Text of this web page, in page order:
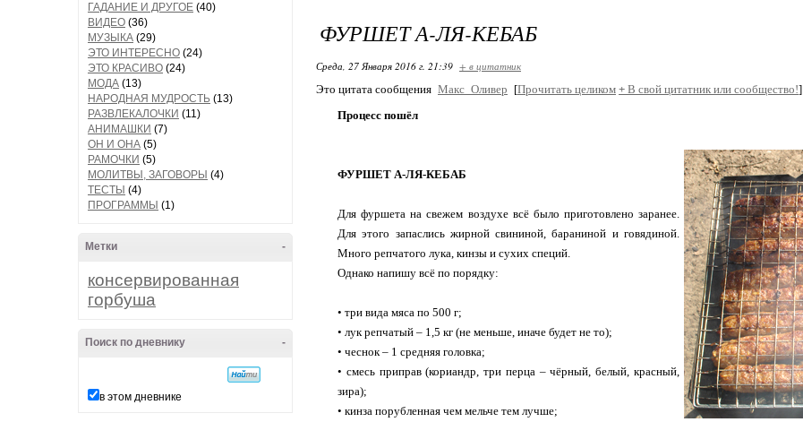
ГАДАНИЕ И ДРУГОЕ (40)
ВИДЕО (36)
МУЗЫКА (29)
ЭТО ИНТЕРЕСНО (24)
ЭТО КРАСИВО (24)
МОДА (13)
НАРОДНАЯ МУДРОСТЬ (13)
РАЗВЛЕКАЛОЧКИ (11)
АНИМАШКИ (7)
ОН И ОНА (5)
РАМОЧКИ (5)
МОЛИТВЫ, ЗАГОВОРЫ (4)
ТЕСТЫ (4)
ПРОГРАММЫ (1)
-
Метки
консервированная
горбуша
-
Поиск по дневнику
в этом дневнике
ФУРШЕТ А-ЛЯ-КЕБАБ
Среда, 27 Января 2016 г. 21:39 + в цитатник
Это цитата сообщения Макс_Оливер [Прочитать целиком + В свой цитатник или сообщество!]
Процесс пошёл
ФУРШЕТ А-ЛЯ-КЕБАБ
Для фуршета на свежем воздухе всё было приготовлено заранее.
Для этого запаслись жирной свининой, бараниной и говядиной.
Много репчатого лука, кинзы и сухих специй.
Однако напишу всё по порядку:
• три вида мяса по 500 г;
• лук репчатый – 1,5 кг (не меньше, иначе будет не то);
• чеснок – 1 средняя головка;
• смесь приправ (кориандр, три перца – чёрный, белый, красный,
зира);
• кинза порубленная чем мельче тем лучше;